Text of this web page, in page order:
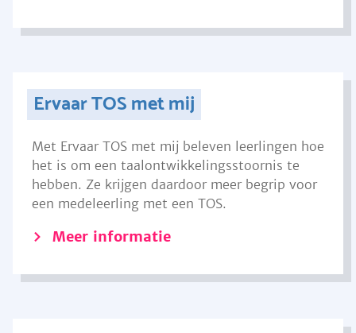
Ervaar TOS met mij
Met Ervaar TOS met mij beleven leerlingen hoe
het is om een taalontwikkelingsstoornis te
hebben. Ze krijgen daardoor meer begrip voor
een medeleerling met een TOS.
Meer informatie